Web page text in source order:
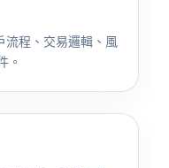
程、交易邏輯、風
。